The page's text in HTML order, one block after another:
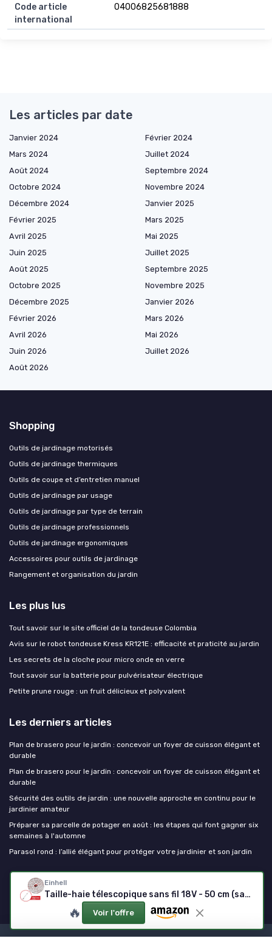
Code article
international
04006825681888
Einhell
Taille-haie télescopique sans fil 18V - 50 cm (sans batterie)
🔥 Voir l'offre
Les articles par date
Janvier 2024
Février 2024
Mars 2024
Juillet 2024
Août 2024
Septembre 2024
Octobre 2024
Novembre 2024
Décembre 2024
Janvier 2025
Février 2025
Mars 2025
Avril 2025
Mai 2025
Juin 2025
Juillet 2025
Août 2025
Septembre 2025
Octobre 2025
Novembre 2025
Décembre 2025
Janvier 2026
Février 2026
Mars 2026
Avril 2026
Mai 2026
Juin 2026
Juillet 2026
Août 2026
Shopping
Outils de jardinage motorisés
Outils de jardinage thermiques
Outils de coupe et d’entretien manuel
Outils de jardinage par usage
Outils de jardinage par type de terrain
Outils de jardinage professionnels
Outils de jardinage ergonomiques
Accessoires pour outils de jardinage
Rangement et organisation du jardin
Les plus lus
Tout savoir sur le site officiel de la tondeuse Colombia
Avis sur le robot tondeuse Kress KR121E : efficacité et praticité au jardin
Les secrets de la cloche pour micro onde en verre
Tout savoir sur la batterie pour pulvérisateur électrique
Petite prune rouge : un fruit délicieux et polyvalent
Les derniers articles
Plan de brasero pour le jardin : concevoir un foyer de cuisson élégant et
durable
Plan de brasero pour le jardin : concevoir un foyer de cuisson élégant et
durable
Sécurité des outils de jardin : une nouvelle approche en continu pour le
jardinier amateur
Préparer sa parcelle de potager en août : les étapes qui font gagner six
semaines à l'automne
Parasol rond : l’allié élégant pour protéger votre jardinier et son jardin
Outils de jardinage